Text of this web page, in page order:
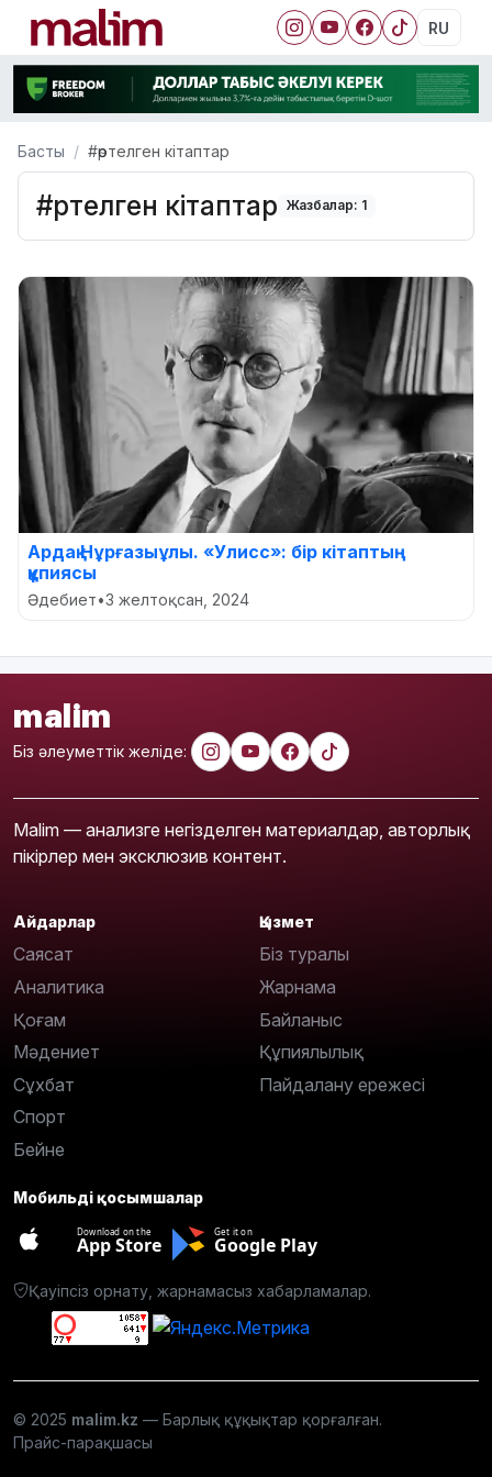
RU
Басты #өртелген кітаптар
#өртелген кітаптар Жазбалар: 1
Ардақ Нұрғазыұлы. «Улисс»: бір кітаптың
құпиясы
Әдебиет•3 желтоқсан, 2024
malim
Біз әлеуметтік желіде:
Malim — анализге негізделген материалдар, авторлық
пікірлер мен эксклюзив контент.
Айдарлар
Саясат
Аналитика
Қоғам
Мәдениет
Сұхбат
Спорт
Бейне
Қызмет
Біз туралы
Жарнама
Байланыс
Құпиялылық
Пайдалану ережесі
Мобильді қосымшалар
Download on the
App Store
Get it on
Google Play
Қауіпсіз орнату, жарнамасыз хабарламалар.
© 2025 malim.kz — Барлық құқықтар қорғалған.
Прайс-парақшасы